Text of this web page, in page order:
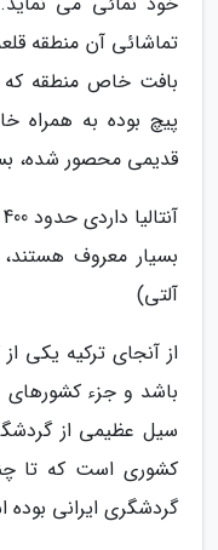
تماشائی آن منطقه
بافت خاص منطقه که
پیچ بوده به همراه
قدیمی محصور شده،
بسیار معروف
آلتی)
از آنجای ترکیه یکی
باشد و جزء
سیل عظیمی از
کشوری است که تا
گردشگری ایرانی